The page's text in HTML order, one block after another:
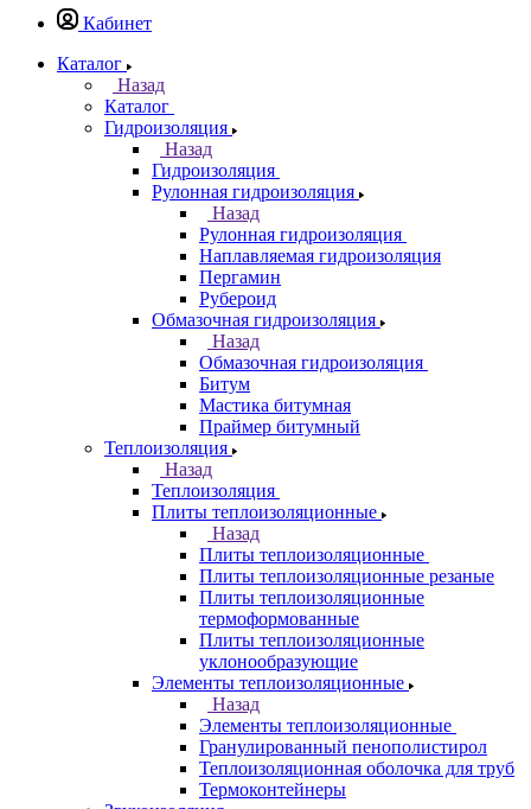
Кабинет
Каталог
Назад
Каталог
Гидроизоляция
Назад
Гидроизоляция
Рулонная гидроизоляция
Назад
Рулонная гидроизоляция
Наплавляемая гидроизоляция
Пергамин
Рубероид
Обмазочная гидроизоляция
Назад
Обмазочная гидроизоляция
Битум
Мастика битумная
Праймер битумный
Теплоизоляция
Назад
Теплоизоляция
Плиты теплоизоляционные
Назад
Плиты теплоизоляционные
Плиты теплоизоляционные резаные
Плиты теплоизоляционные
термоформованные
Плиты теплоизоляционные
уклонообразующие
Элементы теплоизоляционные
Назад
Элементы теплоизоляционные
Гранулированный пенополистирол
Теплоизоляционная оболочка для труб
Термоконтейнеры